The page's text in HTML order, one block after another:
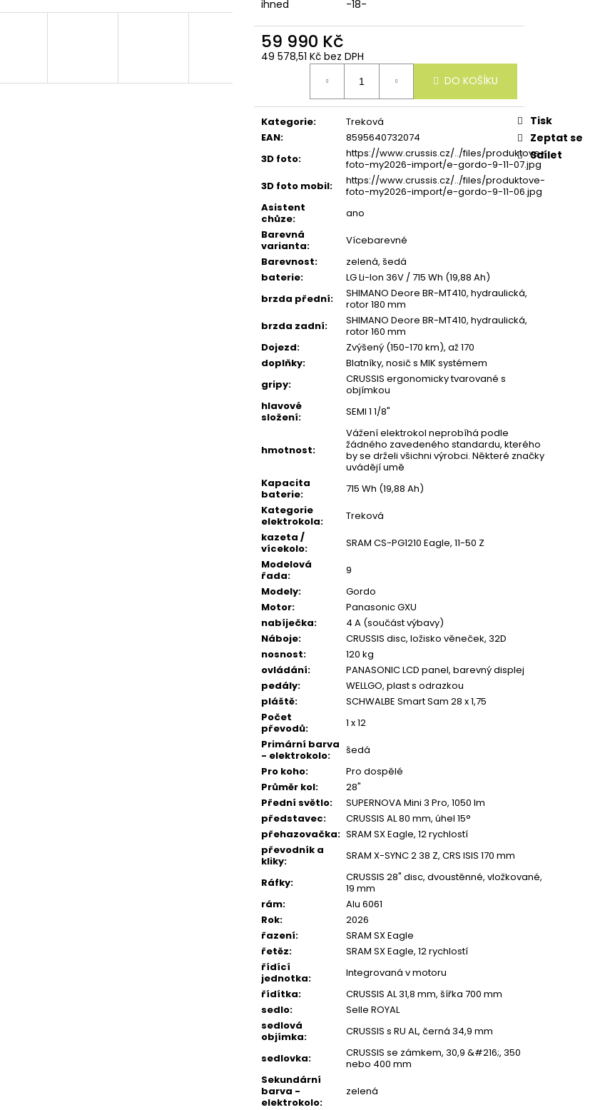
ihned
-18-
59 990 Kč
49 578,51 Kč bez DPH
DO KOŠÍKU
Kategorie:
Treková
EAN:
8595640732074
3D foto:
https://www.crussis.cz/../files/produktove-
foto-my2026-import/e-gordo-9-11-07.jpg
3D foto mobil:
https://www.crussis.cz/../files/produktove-
foto-my2026-import/e-gordo-9-11-06.jpg
Asistent
chůze:
ano
Barevná
varianta:
Vícebarevné
Barevnost:
zelená, šedá
baterie:
LG Li-Ion 36V / 715 Wh (19,88 Ah)
brzda přední:
SHIMANO Deore BR-MT410, hydraulická,
rotor 180 mm
brzda zadní:
SHIMANO Deore BR-MT410, hydraulická,
rotor 160 mm
Dojezd:
Zvýšený (150-170 km), až 170
doplňky:
Blatníky, nosič s MIK systémem
gripy:
CRUSSIS ergonomicky tvarované s
objímkou
hlavové
složení: SEMI 1 1/8"
hmotnost:
Vážení elektrokol neprobíhá podle
žádného zavedeného standardu, kterého
by se drželi všichni výrobci. Některé značky
uvádějí umě
Kapacita
baterie:
715 Wh (19,88 Ah)
Kategorie
elektrokola:
Treková
kazeta /
vícekolo:
SRAM CS-PG1210 Eagle, 11-50 Z
Modelová
řada:
9
Modely:
Gordo
Motor:
Panasonic GXU
nabíječka:
4 A (součást výbavy)
Náboje:
CRUSSIS disc, ložisko věneček, 32D
nosnost:
120 kg
ovládání:
PANASONIC LCD panel, barevný displej
pedály:
WELLGO, plast s odrazkou
pláště:
SCHWALBE Smart Sam 28 x 1,75
Počet
převodů:
1 x 12
Primární barva
- elektrokolo:
šedá
Pro koho:
Pro dospělé
Průměr kol:
28"
Přední světlo:
SUPERNOVA Mini 3 Pro, 1050 lm
představec:
CRUSSIS AL 80 mm, úhel 15°
přehazovačka: SRAM SX Eagle, 12 rychlostí
převodník a
kliky:
SRAM X-SYNC 2 38 Z, CRS ISIS 170 mm
Ráfky:
CRUSSIS 28" disc, dvoustěnné, vložkované,
19 mm
rám:
Alu 6061
Rok:
2026
řazení:
SRAM SX Eagle
řetěz:
SRAM SX Eagle, 12 rychlostí
řídící
jednotka:
Integrovaná v motoru
řídítka:
CRUSSIS AL 31,8 mm, šířka 700 mm
sedlo:
Selle ROYAL
sedlová
objímka:
CRUSSIS s RU AL, černá 34,9 mm
sedlovka:
CRUSSIS se zámkem, 30,9 &#216;, 350
nebo 400 mm
Sekundární
barva -
elektrokolo:
zelená
Tisk
Zeptat se
Sdílet